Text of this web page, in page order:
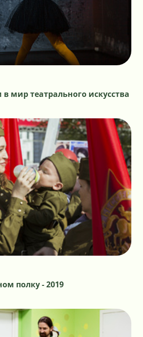
мир театрального искусства
полку - 2019